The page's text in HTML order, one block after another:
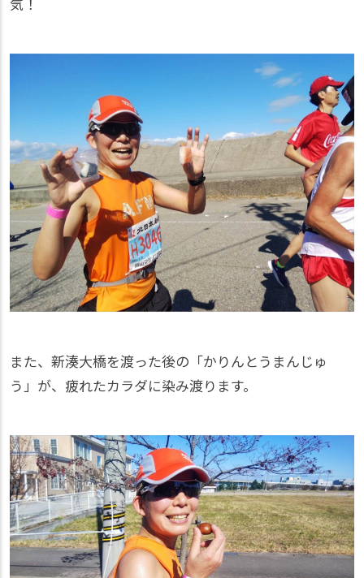
また、新湊大橋を渡った後の「かりんとうまんじゅ
う」が、疲れたカラダに染み渡ります。